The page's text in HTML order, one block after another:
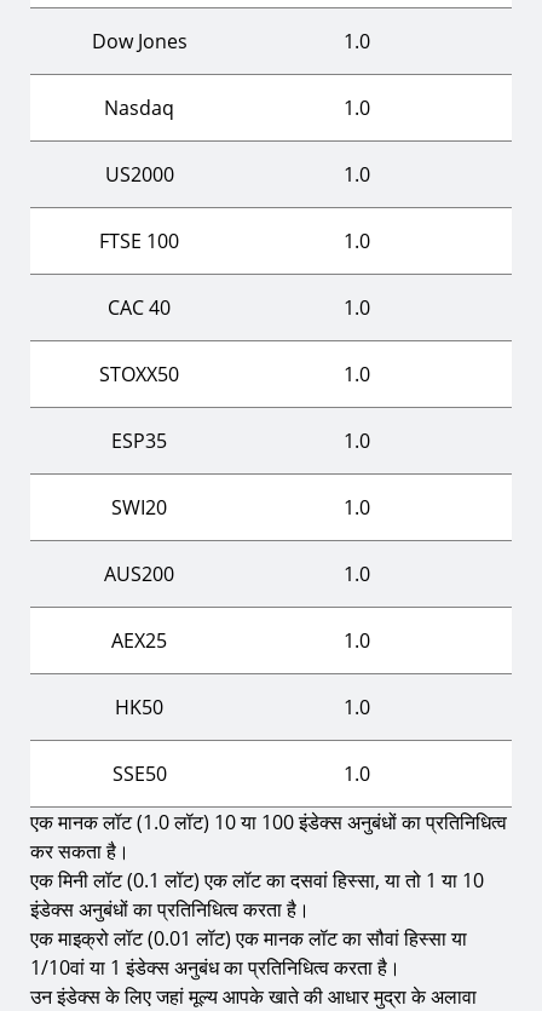
Dow Jones 1.0
Nasdaq 1.0
US2000 1.0
FTSE 100 1.0
CAC 40 1.0
STOXX50 1.0
ESP35 1.0
SWI20 1.0
AUS200 1.0
AEX25 1.0
HK50 1.0
SSE50
1.0
एक मानक लॉट (1.0 लॉट) 10 या 100 इंडेक्स अनुबंधों का प्रतिनिधित्व
कर सकता है।
एक मिनी लॉट (0.1 लॉट) एक लॉट का दसवां हिस्सा, या तो 1 या 10
इंडेक्स अनुबंधों का प्रतिनिधित्व करता है।
एक माइक्रो लॉट (0.01 लॉट) एक मानक लॉट का सौवां हिस्सा या
1/10वां या 1 इंडेक्स अनुबंध का प्रतिनिधित्व करता है।
उन इंडेक्स के लिए जहां मूल्य आपके खाते की आधार मुद्रा के अलावा